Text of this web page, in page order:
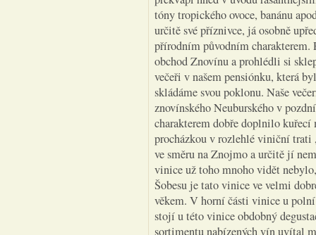
tóny tropického ovoce, banánu
určitě své příznivce, já osobně
přírodním původním charakterem.
obchod Znovínu a prohlédli si
večeři v našem pensiónku, která
skládáme svou poklonu. Naše
znovínského Neuburského v
charakterem dobře doplnilo
procházkou v rozlehlé viniční trati
ve směru na Znojmo a určitě jí
vinice už toho mnoho vidět
Šobesu je tato vinice ve velmi
věkem. V horní části vinice u
stojí u této vinice obdobný
sortimentu nabízených vín uvítal